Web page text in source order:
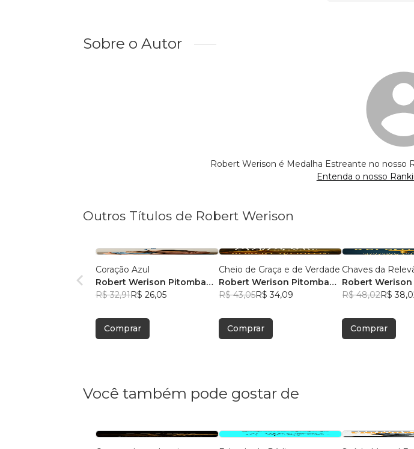
Sobre o Autor
Robert Werison é Medalha Estreante no nosso
Entenda o nosso
Outros Títulos de Robert Werison
Coração Azul
Robert Werison Pitomba
Junior
R$ 32,91R$ 26,05
Comprar
Cheio de Graça e de Verdade
Robert Werison Pitomba
Junior
R$ 43,05R$ 34,09
Comprar
Chaves da
Robert
Junior
R$ 48,02R$
Comprar
Você também pode gostar de